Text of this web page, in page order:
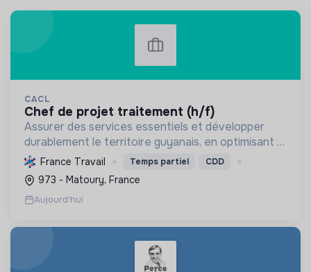
CACL
chef de projet traitement (h/f)
Assurer des services essentiels et développer
durablement le territoire guyanais, en optimisant la
gestion des ressources et en promouvant la
transition écologique et sociale.
France Travail Temps partiel CDD
973 - Matoury, France
Aujourd'hui